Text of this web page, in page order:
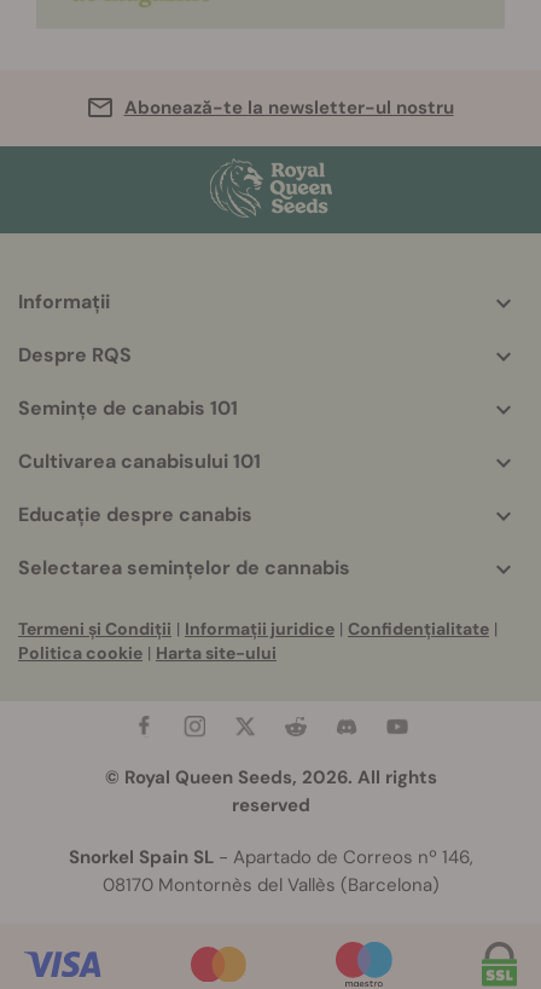
Abonează-te la newsletter-ul nostru
More
info
Informații
Despre RQS
Semințe de canabis 101
Cultivarea canabisului 101
Educație despre canabis
Selectarea semințelor de cannabis
Termeni și Condiții | Informații juridice | Confidențialitate |
Politica cookie | Harta site-ului
© Royal Queen Seeds, 2026. All rights
reserved
Snorkel Spain SL- Apartado de Correos nº 146,
08170 Montornès del Vallès (Barcelona)